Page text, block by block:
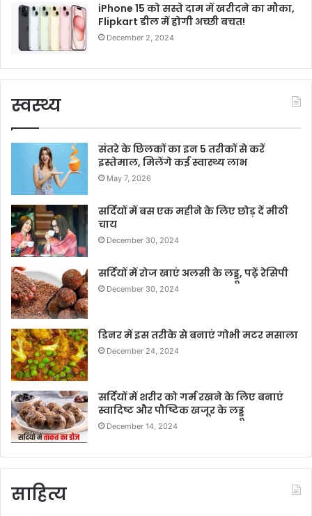
iPhone 15 को सस्ते दाम में खरीदने का मौका,
Flipkart डील में होगी अच्छी बचत!
December 2, 2024
स्वस्थ्य
संतरे के छिलकों का इन 5 तरीकों से करें
इस्तेमाल, मिलेंगे कई स्वास्थ्य लाभ
May 7, 2026
सर्दियों में बस एक महीने के लिए छोड़ दें मीठी
चाय
December 30, 2024
सर्दियों में रोज खाएं अलसी के लड्डू, पढ़ें रेसिपी
December 30, 2024
डिनर में इस तरीके से बनाएं गोभी मटर मसाला
December 24, 2024
सर्दियों में शरीर को गर्म रखने के लिए बनाएं
स्वादिष्ट और पौष्टिक खजूर के लड्डू
December 14, 2024
साहित्य